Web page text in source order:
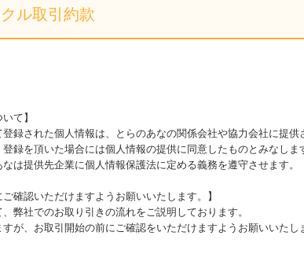
ル取引約款
て】
録された個人情報は、とらのあなの関係会社や協力会社に提供
録を頂いた場合には個人情報の提供に同意したものとみなしま
は提供先企業に個人情報保護法に定める義務を遵守させます。
ご確認いただけますようお願いいたします。】
弊社でのお取り引きの流れをご説明しております。
が、お取引開始の前にご確認をいただけますようお願いいたし